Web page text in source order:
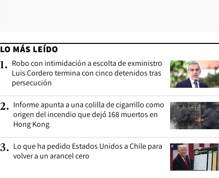
LO MÁS LEÍDO
1. Robo con intimidación a escolta de exministro
Luis Cordero termina con cinco detenidos tras
persecución
2. Informe apunta a una colilla de cigarrillo como
origen del incendio que dejó 168 muertos en
Hong Kong
3. Lo que ha pedido Estados Unidos a Chile para
volver a un arancel cero